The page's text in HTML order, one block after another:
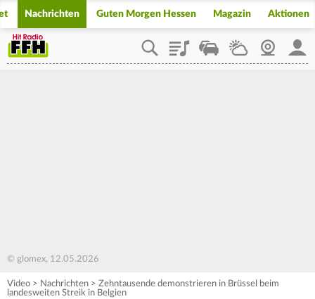
Nachrichten Guten Morgen Hessen Magazin Aktionen
PlaylistStaupilotWetterWebcam
© glomex, 12.05.2026
Video > Nachrichten > Zehntausende demonstrieren in Brüssel beim
landesweiten Streik in Belgien